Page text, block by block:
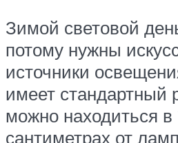
Зимой световой
потому нужны
источники
имеет стандартный
можно находиться в
сантиметрах от